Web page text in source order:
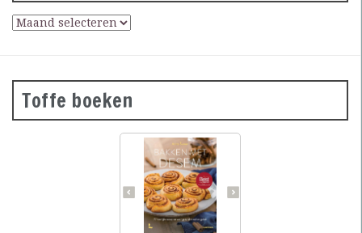
Toffe boeken
Desembrood is
voedzaam, licht
verteerbaar, goed voor de
darmflora én superlekker.
In haar tweede prachtig
geïllustreerde bakboek
verklapt de Sloveense
Anita Sumer de geheimen
van het lekkere brood